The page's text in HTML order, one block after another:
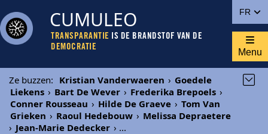
FR
CUMULEO
TRANSPARANTIE IS DE BRANDSTOF VAN DE
DEMOCRATIE
Menu
Ze buzzen: Kristian Vanderwaeren › Goedele
Liekens › Bart De Wever › Frederika Brepoels ›
Conner Rousseau › Hilde De Graeve › Tom Van
Grieken › Raoul Hedebouw › Melissa Depraetere
› Jean-Marie Dedecker › ...